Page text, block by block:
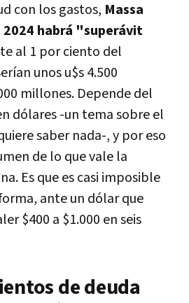
con los gastos, Massa
habrá "superávit
al 1 por ciento del
unos u$s 4.500
millones. Depende del
dólares -un tema sobre el
saber nada-, y por eso
de lo que vale la
Es que es casi imposible
ante un dólar que
$400 a $1.000 en seis
de deuda